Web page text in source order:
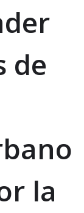
de
la